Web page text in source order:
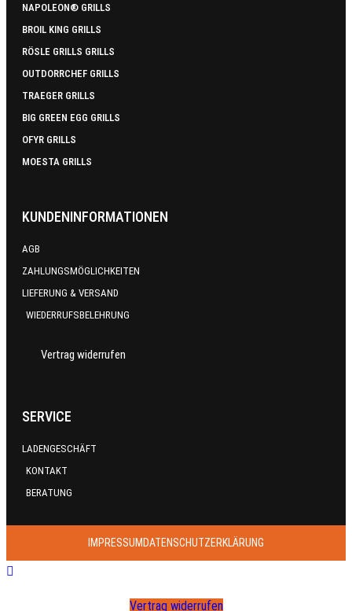
NAPOLEON® GRILLS
BROIL KING GRILLS
RÖSLE GRILLS GRILLS
OUTDORRCHEF GRILLS
TRAEGER GRILLS
BIG GREEN EGG GRILLS
OFYR GRILLS
MOESTA GRILLS
KUNDENINFORMATIONEN
AGB
ZAHLUNGSMÖGLICHKEITEN
LIEFERUNG & VERSAND
WIEDERRUFSBELEHRUNG
Vertrag widerrufen
SERVICE
LADENGESCHÄFT
KONTAKT
BERATUNG
IMPRESSUM DATENSCHUTZERKLÄRUNG
Vertrag widerrufen